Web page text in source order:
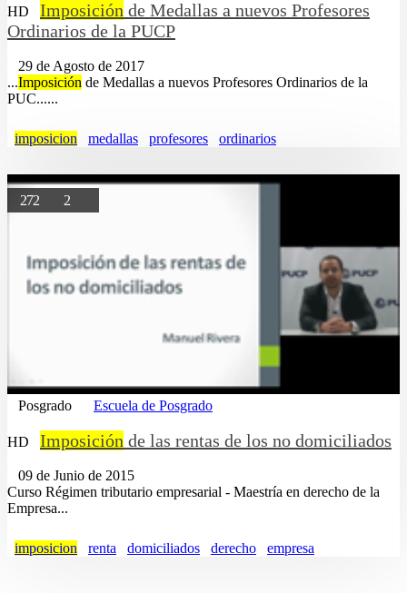
HD Imposición de Medallas a nuevos Profesores
Ordinarios de la PUCP
29 de Agosto de 2017
...Imposición de Medallas a nuevos Profesores Ordinarios de la
PUC......
imposicion medallas profesores ordinarios
272 2
Posgrado Escuela de Posgrado
HD Imposición de las rentas de los no domiciliados
09 de Junio de 2015
Curso Régimen tributario empresarial - Maestría en derecho de la
Empresa...
imposicion renta domiciliados derecho empresa